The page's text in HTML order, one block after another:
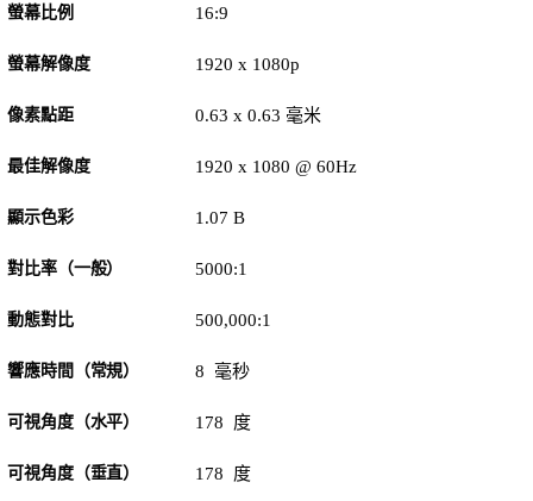
螢幕比例 16:9
螢幕解像度 1920 x 1080p
像素點距 0.63 x 0.63 毫米
最佳解像度 1920 x 1080 @ 60Hz
顯示色彩 1.07 B
對比率（一般） 5000:1
動態對比 500,000:1
響應時間（常規） 8 毫秒
可視角度（水平） 178 度
可視角度（垂直） 178 度